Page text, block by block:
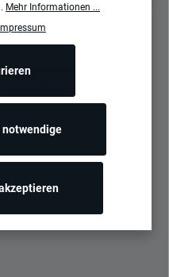
widerrufen
zzgl.Versandkosten
Mehr Informationen ...
notwendige